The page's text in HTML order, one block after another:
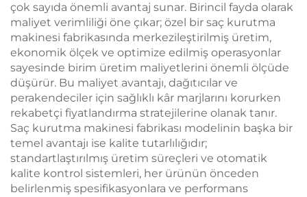
çok sayıda önemli avantaj sunar. Birincil fayda olarak
maliyet verimliliği öne çıkar; özel bir saç kurutma
makinesi fabrikasında merkezileştirilmiş üretim,
ekonomik ölçek ve optimize edilmiş operasyonlar
sayesinde birim üretim maliyetlerini önemli ölçüde
düşürür. Bu maliyet avantajı, dağıtıcılar ve
perakendeciler için sağlıklı kâr marjlarını korurken
rekabetçi fiyatlandırma stratejilerine olanak tanır.
Saç kurutma makinesi fabrikası modelinin başka bir
temel avantajı ise kalite tutarlılığıdır;
standartlaştırılmış üretim süreçleri ve otomatik
kalite kontrol sistemleri, her ürünün önceden
belirlenmiş spesifikasyonlara ve performans